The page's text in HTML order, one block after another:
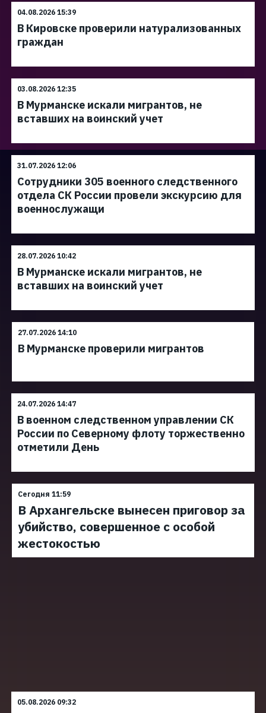
04.08.2026 15:39
В Кировске проверили натурализованных
граждан
03.08.2026 12:35
В Мурманске искали мигрантов, не
вставших на воинский учет
31.07.2026 12:06
Сотрудники 305 военного следственного
отдела СК России провели экскурсию для
военнослужащи
28.07.2026 10:42
В Мурманске искали мигрантов, не
вставших на воинский учет
27.07.2026 14:10
В Мурманске проверили мигрантов
24.07.2026 14:47
В военном следственном управлении СК
России по Северному флоту торжественно
отметили День
Сегодня 11:59
В Архангельске вынесен приговор за
убийство, совершенное с особой
жестокостью
05.08.2026 09:32